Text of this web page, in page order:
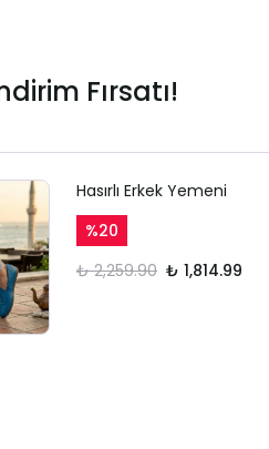
Fırsatı!
Hasırlı Erkek Yemeni
%20
₺ 2,259.90 ₺ 1,814.99